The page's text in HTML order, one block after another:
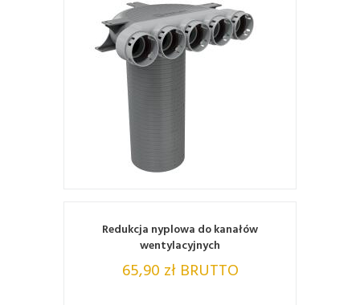
ZOBACZ
Redukcja nyplowa do kanałów
wentylacyjnych
65,90 zł BRUTTO